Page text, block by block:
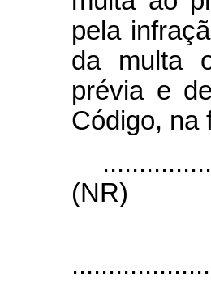
pela
da multa
prévia e
Código, na
(NR)